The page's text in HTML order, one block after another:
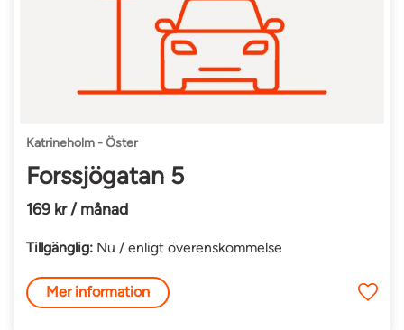
Katrineholm - Öster
Forssjögatan 5
169 kr / månad
Tillgänglig: Nu / enligt överenskommelse
Mer information